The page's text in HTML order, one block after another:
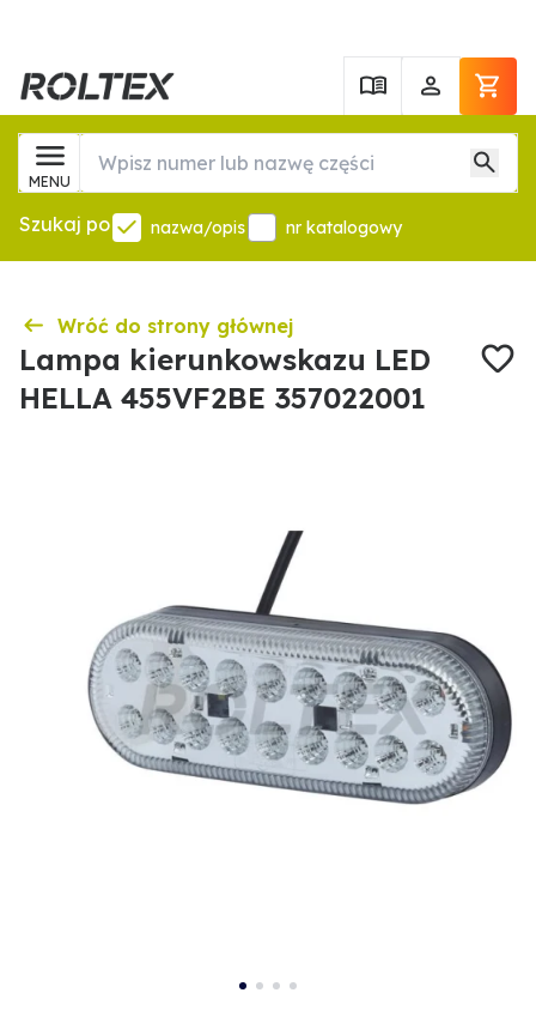
MENU
Szukaj po nazwa/opis nr katalogowy
Wróć do strony głównej
Lampa kierunkowskazu LED
HELLA 455VF2BE 357022001